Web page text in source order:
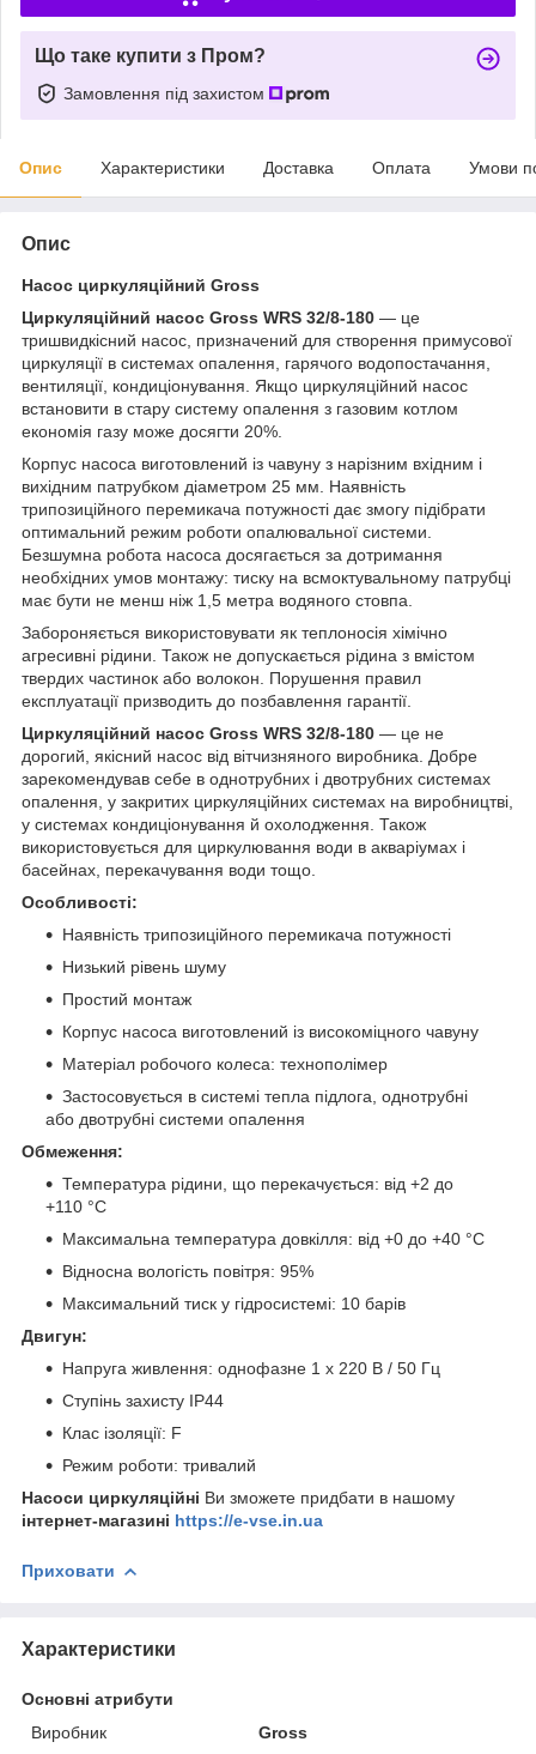
Що таке купити з Пром?
Замовлення під захистом
Опис Характеристики Доставка Оплата Умови
Опис
Насос циркуляційний Gross
Циркуляційний насос Gross WRS 32/8-180 — це
тришвидкісний насос, призначений для створення примусової
циркуляції в системах опалення, гарячого водопостачання,
вентиляції, кондиціонування. Якщо циркуляційний насос
встановити в стару систему опалення з газовим котлом
економія газу може досягти 20%.
Корпус насоса виготовлений із чавуну з нарізним вхідним і
вихідним патрубком діаметром 25 мм. Наявність
трипозиційного перемикача потужності дає змогу підібрати
оптимальний режим роботи опалювальної системи.
Безшумна робота насоса досягається за дотримання
необхідних умов монтажу: тиску на всмоктувальному патрубці
має бути не менш ніж 1,5 метра водяного стовпа.
Забороняється використовувати як теплоносія хімічно
агресивні рідини. Також не допускається рідина з вмістом
твердих частинок або волокон. Порушення правил
експлуатації призводить до позбавлення гарантії.
Циркуляційний насос Gross WRS 32/8-180 — це не
дорогий, якісний насос від вітчизняного виробника. Добре
зарекомендував себе в однотрубних і двотрубних системах
опалення, у закритих циркуляційних системах на виробництві,
у системах кондиціонування й охолодження. Також
використовується для циркулювання води в акваріумах і
басейнах, перекачування води тощо.
Особливості:
Наявність трипозиційного перемикача потужності
Низький рівень шуму
Простий монтаж
Корпус насоса виготовлений із високоміцного чавуну
Матеріал робочого колеса: технополімер
Застосовується в системі тепла підлога, однотрубні
або двотрубні системи опалення
Обмеження:
Температура рідини, що перекачується: від +2 до
+110 °C
Максимальна температура довкілля: від +0 до +40 °C
Відносна вологість повітря: 95%
Максимальний тиск у гідросистемі: 10 барів
Двигун:
Напруга живлення: однофазне 1 х 220 В / 50 Гц
Ступінь захисту IP44
Клас ізоляції: F
Режим роботи: тривалий
Насоси циркуляційні Ви зможете придбати в нашому
інтернет-магазині https://e-vse.in.ua
Приховати
Характеристики
Основні атрибути
Виробник
Gross